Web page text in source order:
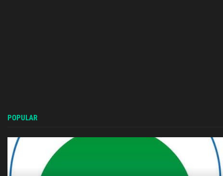
POPULAR